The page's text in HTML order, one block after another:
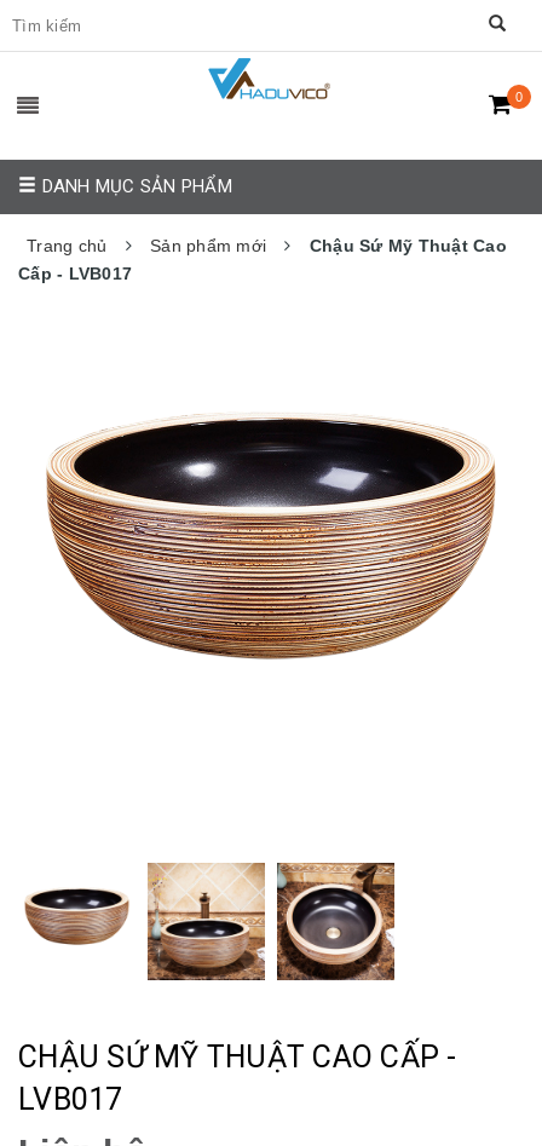
0
DANH MỤC SẢN PHẨM
Trang chủ Sản phẩm mới
Chậu Sứ Mỹ Thuật Cao
Cấp - LVB017
CHẬU SỨ MỸ THUẬT CAO CẤP -
LVB017